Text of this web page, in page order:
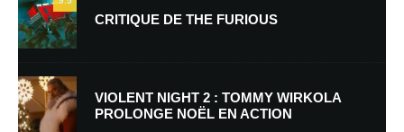
Nom*
E-mail
CRITIQUE DE THE FURIOUS
VIOLENT NIGHT 2 : TOMMY WIRKOLA
PROLONGE NOËL EN ACTION